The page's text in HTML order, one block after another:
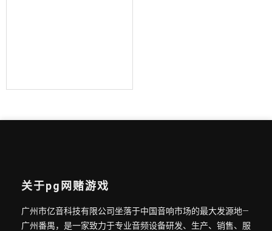
关于pg网赌游戏
广州市亿音科技有限公司坐落于中国音响市场的最大发源地—
广州番禺，是一家致力于专业音频设备研发、生产、销售、服